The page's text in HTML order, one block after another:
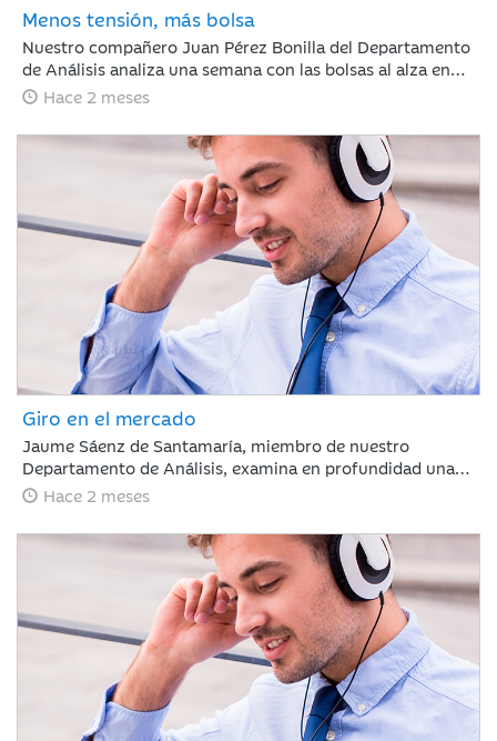
Menos tensión, más bolsa
Nuestro compañero Juan Pérez Bonilla del Departamento
de Análisis analiza una semana con las bolsas al alza en
Europa y Japón, tras asimilar los resultados récord de
principio de acuerdo entre EE. UU. e Irán, lo que relaja las
curvas de renta fija. Para los próximos días, el foco estará
en la evolución diplomática y los datos clave de inflación
en Europa y EE. UU.
Hace 2 meses
Giro en el mercado
Jaume Sáenz de Santamaría, miembro de nuestro
Departamento de Análisis, examina en profundidad una
semana compleja para los inversores. Tras un mes de
de ligeras caídas y repunte de la volatilidad, un escenario
condicionado por la ausencia de avances comerciales
significativos entre EE. UU. y China, la firme postura de
Pekín respecto a Taiwán y la preocupante prolongación
del conflicto en Oriente Medio, factores que obligan a
evaluar con cautela las dinámicas macroeconómicas
Hace 2 meses